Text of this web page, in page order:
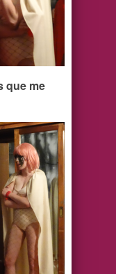
que me